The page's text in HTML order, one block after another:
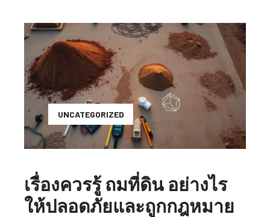
UNCATEGORIZED
เรื่องควรรู้ ถมที่ดิน อย่างไร
ให้ปลอดภัยและถูกกฎหมาย